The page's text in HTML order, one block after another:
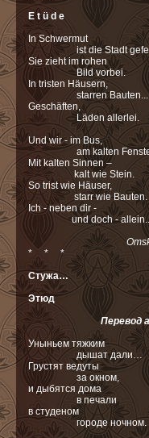
E t ü d e
In Schwermut
ist die Stadt
Sie zieht im rohen
Bild vorbei.
In tristen Häusern,
starren Вauten...
Geschäften,
Läden allerlei.
Und wir - im Bus,
am kalten
Mit kalten Sinnen –
kalt wie Stein.
So trist wie Häuser,
starr wie Bauten.
Ich - neben dir -
und doch -
* * *
Стужа…
Этюд
Перевод
Уныньем тяжким
дышат дали…
Грустят ведуты
за окном,
и дыбятся дома
в печали
в студеном
городе ночном.